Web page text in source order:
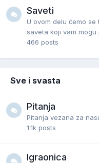
Saveti
U ovom delu ćemo
saveta koji vam mogu
466 posts
Sve i svasta
Pitanja
Pitanja vezana za
1.1k posts
Igraonica